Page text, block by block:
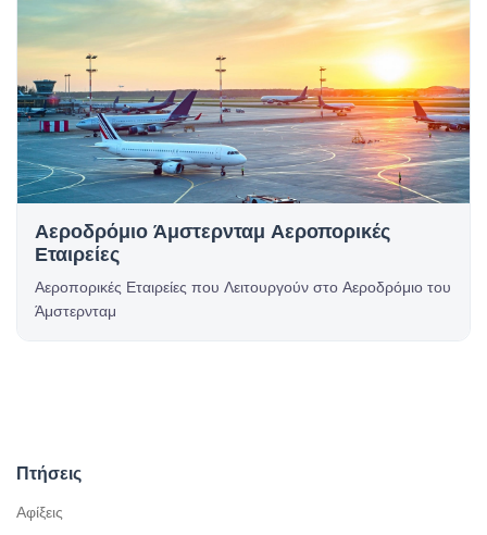
Αεροδρόμιο Άμστερνταμ Αεροπορικές
Εταιρείες
Αεροπορικές Εταιρείες που Λειτουργούν στο Αεροδρόμιο του
Άμστερνταμ
Πτήσεις
Αφίξεις